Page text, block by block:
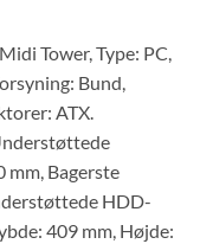
Tower, Type: PC,
Bund,
ATX.
Bagerste
HDD-
409 mm, Højde: